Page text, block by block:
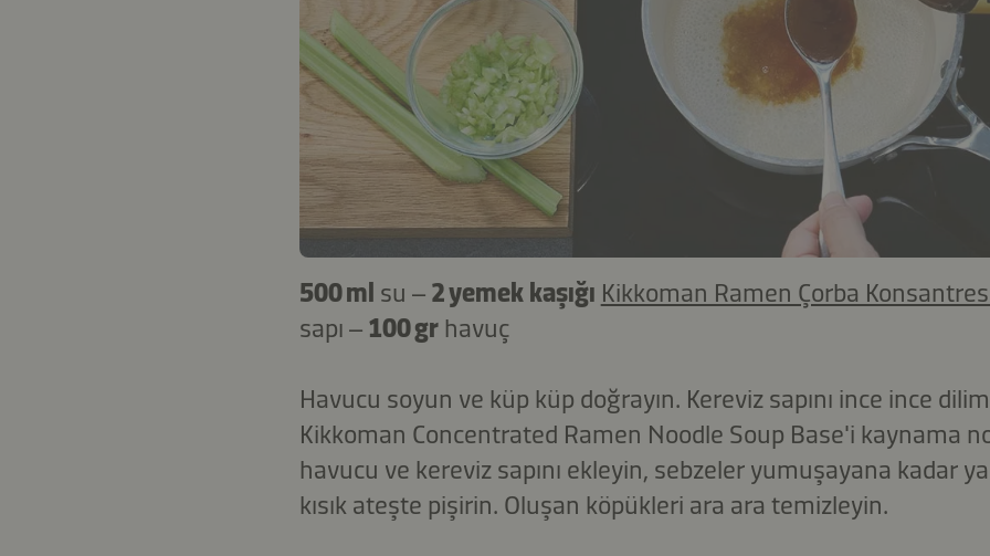
500 ml su – 2 yemek kaşığı Kikkoman Ramen Çorba
sapı – 100 gr havuç
Havucu soyun ve küp küp doğrayın. Kereviz sapını ince ince
Kikkoman Concentrated Ramen Noodle Soup Base'i kaynama
havucu ve kereviz sapını ekleyin, sebzeler yumuşayana kadar
kısık ateşte pişirin. Oluşan köpükleri ara ara temizleyin.